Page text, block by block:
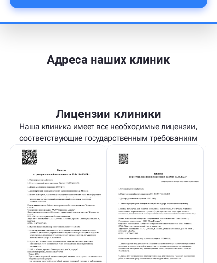
Адреса наших клиник
Лицензии клиники
Наша клиника имеет все необходимые лицензии,
соответствующие государственным требованиям